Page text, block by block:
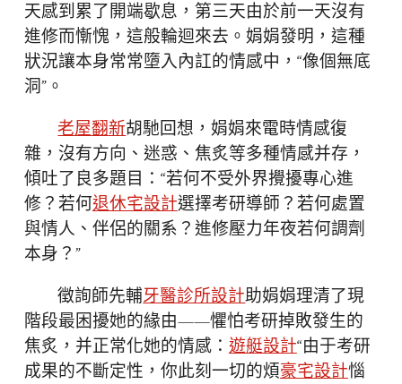
天感到累了開端歇息，第三天由於前一天沒有
進修而慚愧，這般輪迴來去。娟娟發明，這種
狀況讓本身常常墮入內訌的情感中，“像個無底
洞”。
老屋翻新胡馳回想，娟娟來電時情感復
雜，沒有方向、迷惑、焦炙等多種情感并存，
傾吐了良多題目：“若何不受外界攪擾專心進
修？若何退休宅設計選擇考研導師？若何處置
與情人、伴侶的關系？進修壓力年夜若何調劑
本身？”
徵詢師先輔牙醫診所設計助娟娟理清了現
階段最困擾她的緣由——懼怕考研掉敗發生的
焦炙，并正常化她的情感： 遊艇設計“由于考研
成果的不斷定性，你此刻一切的煩豪宅設計惱